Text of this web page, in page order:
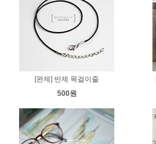
[완제] 반제 목걸이줄
500원